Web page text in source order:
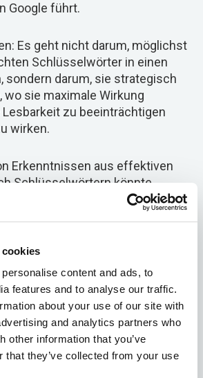
content and ads, to
features and to analyse our traffic.
about your use of our site with
and analytics partners who
other information that you’ve
that they’ve collected from your use
Google führt.
Es geht nicht darum, möglichst
Schlüsselwörter in einen
sondern darum, sie strategisch
wo sie maximale Wirkung
Lesbarkeit zu beeinträchtigen
wirken.
Erkenntnissen aus effektiven
Schlüsselwörtern könnte
aber hier sind einige
einsetzen können, um gezielt
Nische:Informieren Sie sich
Branche oder Ihr
beliebte Begriffe und
die von Verbrauchern in
verwendet werden.
Keyword-Tools:Nutzen Sie